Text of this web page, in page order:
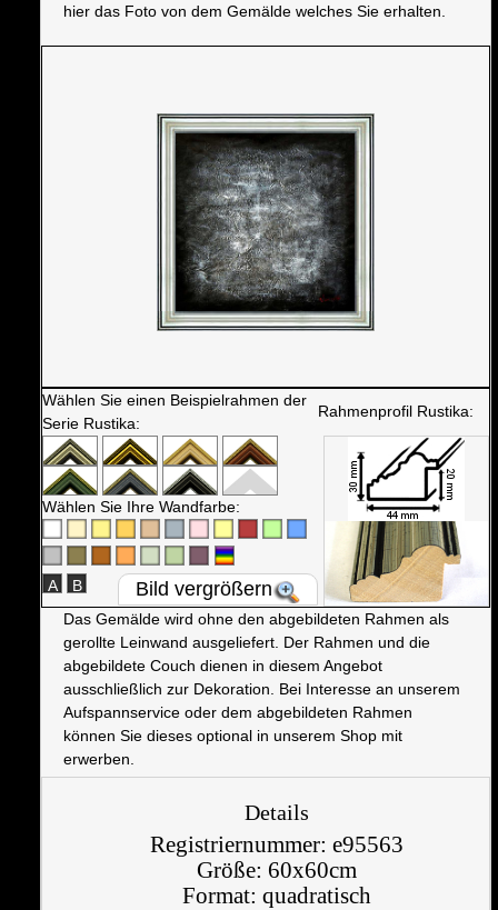
hier das Foto von dem Gemälde welches Sie erhalten.
Wählen Sie einen Beispielrahmen der
Serie Rustika:
Rahmenprofil Rustika:
Wählen Sie Ihre Wandfarbe:
A B Bild vergrößern
Das Gemälde wird ohne den abgebildeten Rahmen als
gerollte Leinwand ausgeliefert. Der Rahmen und die
abgebildete Couch dienen in diesem Angebot
ausschließlich zur Dekoration. Bei Interesse an unserem
Aufspannservice oder dem abgebildeten Rahmen
können Sie dieses optional in unserem Shop mit
erwerben.
Details
Registriernummer: e95563
Größe: 60x60cm
Format: quadratisch